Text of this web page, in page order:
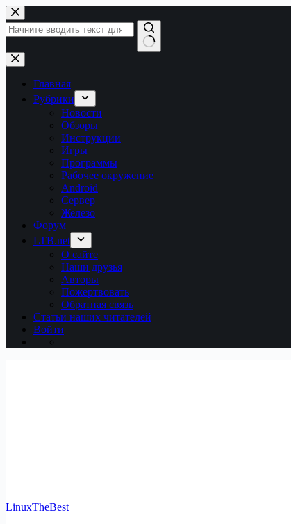
Перейти
к
сути
Ничего
не
найденоГлавная
Рубрики
Новости
Обзоры
Инструкции
Игры
Программы
Рабочее окружение
Android
Сервер
Железо
Форум
LTB.net
О сайте
Наши друзья
Авторы
Пожертвовать
Обратная связь
Статьи наших читателей
Войти
LinuxTheBest